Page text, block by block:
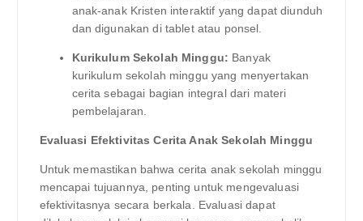
anak-anak Kristen interaktif yang dapat diunduh
dan digunakan di tablet atau ponsel.
Kurikulum Sekolah Minggu: Banyak
kurikulum sekolah minggu yang menyertakan
cerita sebagai bagian integral dari materi
pembelajaran.
Evaluasi Efektivitas Cerita Anak Sekolah Minggu
Untuk memastikan bahwa cerita anak sekolah minggu
mencapai tujuannya, penting untuk mengevaluasi
efektivitasnya secara berkala. Evaluasi dapat